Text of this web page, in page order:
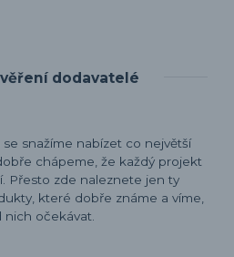
dodavatelé
snažíme nabízet co největší
chápeme, že každý projekt
Přesto zde naleznete jen ty
které dobře známe a víme,
nich očekávat.